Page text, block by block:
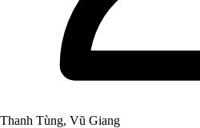
Thanh Tùng, Vũ Giang